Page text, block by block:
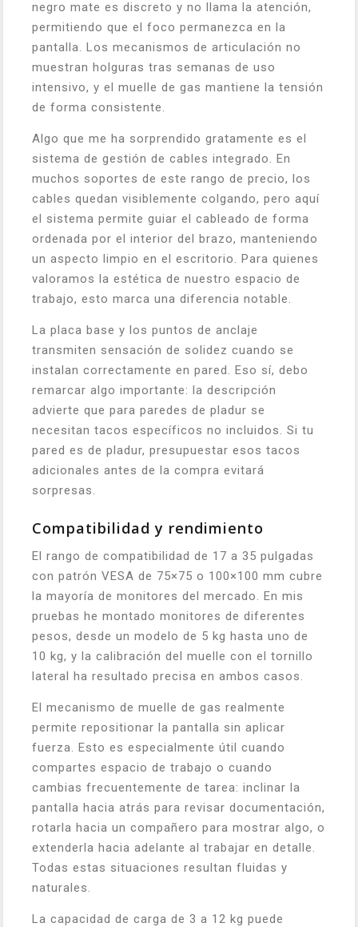
negro mate es discreto y no llama la atención,
permitiendo que el foco permanezca en la
pantalla. Los mecanismos de articulación no
muestran holguras tras semanas de uso
intensivo, y el muelle de gas mantiene la tensión
de forma consistente.
Algo que me ha sorprendido gratamente es el
sistema de gestión de cables integrado. En
muchos soportes de este rango de precio, los
cables quedan visiblemente colgando, pero aquí
el sistema permite guiar el cableado de forma
ordenada por el interior del brazo, manteniendo
un aspecto limpio en el escritorio. Para quienes
valoramos la estética de nuestro espacio de
trabajo, esto marca una diferencia notable.
La placa base y los puntos de anclaje
transmiten sensación de solidez cuando se
instalan correctamente en pared. Eso sí, debo
remarcar algo importante: la descripción
advierte que para paredes de pladur se
necesitan tacos específicos no incluidos. Si tu
pared es de pladur, presupuestar esos tacos
adicionales antes de la compra evitará
sorpresas.
Compatibilidad y rendimiento
El rango de compatibilidad de 17 a 35 pulgadas
con patrón VESA de 75×75 o 100×100 mm cubre
la mayoría de monitores del mercado. En mis
pruebas he montado monitores de diferentes
pesos, desde un modelo de 5 kg hasta uno de
10 kg, y la calibración del muelle con el tornillo
lateral ha resultado precisa en ambos casos.
El mecanismo de muelle de gas realmente
permite repositionar la pantalla sin aplicar
fuerza. Esto es especialmente útil cuando
compartes espacio de trabajo o cuando
cambias frecuentemente de tarea: inclinar la
pantalla hacia atrás para revisar documentación,
rotarla hacia un compañero para mostrar algo, o
extenderla hacia adelante al trabajar en detalle.
Todas estas situaciones resultan fluidas y
naturales.
La capacidad de carga de 3 a 12 kg puede